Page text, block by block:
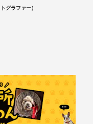
引き出すテクを紹介し
グラファー）